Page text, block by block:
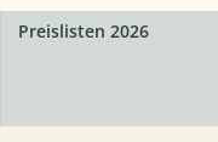
Preislisten 2026